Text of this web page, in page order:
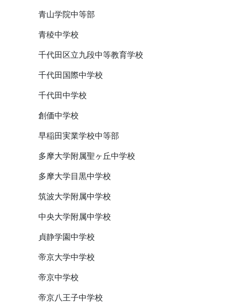
青山学院中等部
青稜中学校
千代田区立九段中等教育学校
千代田国際中学校
千代田中学校
創価中学校
早稲田実業学校中等部
多摩大学附属聖ヶ丘中学校
多摩大学目黒中学校
筑波大学附属中学校
中央大学附属中学校
貞静学園中学校
帝京大学中学校
帝京中学校
帝京八王子中学校